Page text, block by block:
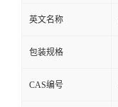
英文名称
包装规格
CAS编号